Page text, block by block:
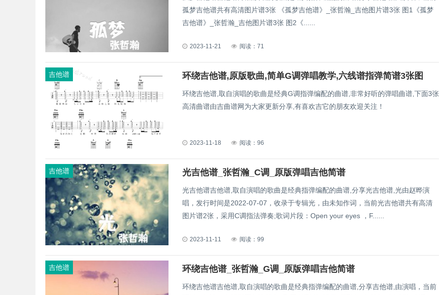
孤梦吉他谱共有高清图片谱3张 《孤梦吉他谱》_张哲瀚_吉他图片谱3张 图1《孤梦
吉他谱》_张哲瀚_吉他图片谱3张 图2《......
2023-11-21 阅读：71
吉他谱 环绕吉他谱,原版歌曲,简单G调弹唱教学,六线谱指弹简谱3张图
环绕吉他谱,取自演唱的歌曲是经典G调指弹编配的曲谱,非常好听的弹唱曲谱,下面3张
高清曲谱由吉曲谱网为大家更新分享,有喜欢吉它的朋友欢迎关注！
2023-11-18 阅读：96
吉他谱 光吉他谱_张哲瀚_C调_原版弹唱吉他简谱
光吉他谱吉他谱,取自演唱的歌曲是经典指弹编配的曲谱,分享光吉他谱,光由赵晔演
唱，发行时间是2022-07-07，收录于专辑光，由未知作词，当前光吉他谱共有高清
图片谱2张，采用C调指法弹奏;歌词片段：Open your eyes ，F......
2023-11-11 阅读：99
吉他谱 环绕吉他谱_张哲瀚_G调_原版弹唱吉他简谱
环绕吉他谱吉他谱,取自演唱的歌曲是经典指弹编配的曲谱,分享吉他谱,由演唱，当前